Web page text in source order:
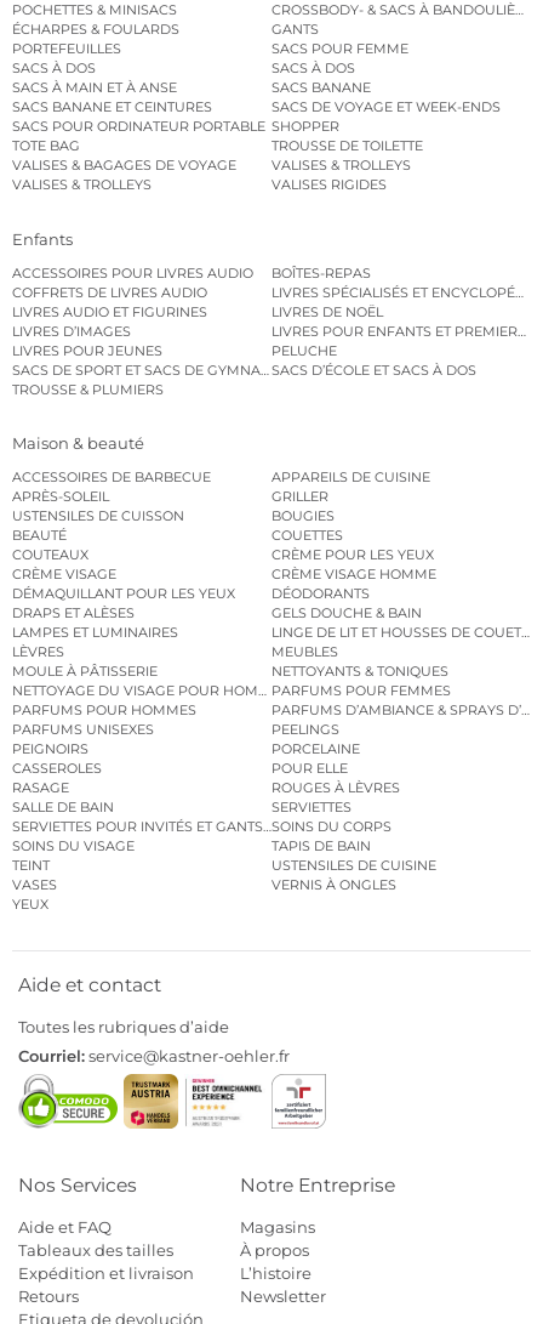
POCHETTES & MINISACS
CROSSBODY- & SACS À BANDOULIÈRE
ÉCHARPES & FOULARDS
GANTS
PORTEFEUILLES
SACS POUR FEMME
SACS À DOS
SACS À DOS
SACS À MAIN ET À ANSE
SACS BANANE
SACS BANANE ET CEINTURES
SACS DE VOYAGE ET WEEK-ENDS
SACS POUR ORDINATEUR PORTABLE SHOPPER
TOTE BAG
TROUSSE DE TOILETTE
VALISES & BAGAGES DE VOYAGE
VALISES & TROLLEYS
VALISES & TROLLEYS
VALISES RIGIDES
Enfants
ACCESSOIRES POUR LIVRES AUDIO
BOÎTES-REPAS
COFFRETS DE LIVRES AUDIO
LIVRES SPÉCIALISÉS ET
LIVRES AUDIO ET FIGURINES
LIVRES DE NOËL
LIVRES D’IMAGES
LIVRES POUR ENFANTS ET PREMIERS
LIVRES POUR JEUNES
PELUCHE
SACS DE SPORT ET SACS DE GYMNASTIQUESACS D’ÉCOLE ET SACS À DOS
TROUSSE & PLUMIERS
Maison & beauté
ACCESSOIRES DE BARBECUE
APPAREILS DE CUISINE
APRÈS-SOLEIL
GRILLER
USTENSILES DE CUISSON
BOUGIES
BEAUTÉ
COUETTES
COUTEAUX
CRÈME POUR LES YEUX
CRÈME VISAGE
CRÈME VISAGE HOMME
DÉMAQUILLANT POUR LES YEUX
DÉODORANTS
DRAPS ET ALÈSES
GELS DOUCHE & BAIN
LAMPES ET LUMINAIRES
LINGE DE LIT ET HOUSSES DE COUETTE
LÈVRES
MEUBLES
MOULE À PÂTISSERIE
NETTOYANTS & TONIQUES
NETTOYAGE DU VISAGE POUR HOMMESPARFUMS POUR FEMMES
PARFUMS POUR HOMMES
PARFUMS D’AMBIANCE & SPRAYS
PARFUMS UNISEXES
PEELINGS
PEIGNOIRS
PORCELAINE
CASSEROLES
POUR ELLE
RASAGE
ROUGES À LÈVRES
SALLE DE BAIN
SERVIETTES
SERVIETTES POUR INVITÉS ET GANTS DE TOILETTE
SOINS DU CORPS
SOINS DU VISAGE
TAPIS DE BAIN
TEINT
USTENSILES DE CUISINE
VASES
VERNIS À ONGLES
YEUX
Aide et contact
Toutes les rubriques d’aide
Courriel:service@kastner-oehler.fr
Nos Services
Aide et FAQ
Tableaux des tailles
Expédition et livraison
Retours
Etiqueta de devolución
Notre Entreprise
Magasins
À propos
L’histoire
Newsletter